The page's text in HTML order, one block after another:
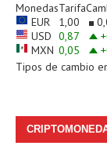
MonedasTarifa
EUR
1,00
USD 0,87
MXN 0,05
Tipos de cambio